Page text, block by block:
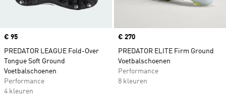
Price
€ 95
PREDATOR LEAGUE Fold-Over
Tongue Soft Ground
Voetbalschoenen
Performance
4 kleuren
Price
€ 270
PREDATOR ELITE Firm Ground
Voetbalschoenen
Performance
8 kleuren